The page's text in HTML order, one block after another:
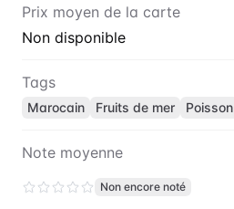
Prix moyen de la carte
Non disponible
Tags
Marocain Fruits de mer Poisson
Note moyenne
Non encore noté